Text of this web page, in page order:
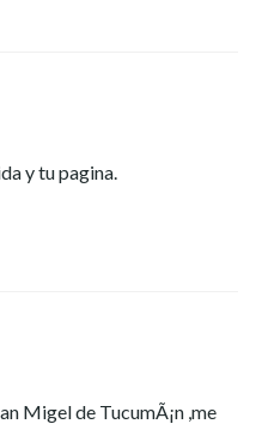
y tu pagina.
Migel de TucumÃ¡n ,me